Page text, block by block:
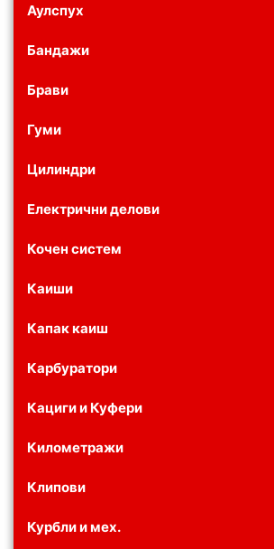
Аулспух
Бандажи
Брави
Гуми
Цилиндри
Електрични делови
Кочен систем
Каиши
Капак каиш
Карбуратори
Кациги и Куфери
Километражи
Клипови
Курбли и мех.